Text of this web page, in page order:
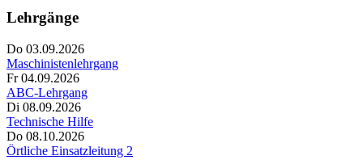
Lehrgänge
Do 03.09.2026
Maschinistenlehrgang
Fr 04.09.2026
ABC-Lehrgang
Di 08.09.2026
Technische Hilfe
Do 08.10.2026
Örtliche Einsatzleitung 2